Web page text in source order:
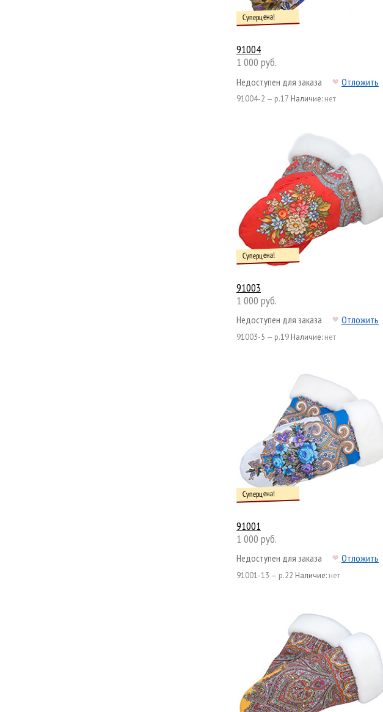
91004
Суперцена!
1 000 руб.
Недоступен для заказа Отложить
91004-2 — р.17 Наличие: нет
91003
Суперцена!
1 000 руб.
Недоступен для заказа Отложить
91003-5 — р.19 Наличие: нет
91001
Суперцена!
1 000 руб.
Недоступен для заказа Отложить
91001-13 — р.22 Наличие: нет